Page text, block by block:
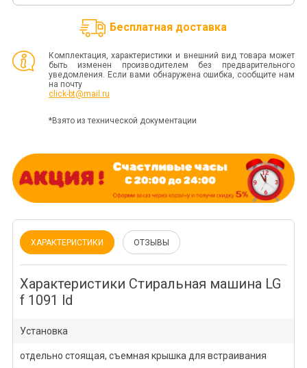
Бесплатная доставка
Комплектация, характеристики и внешний вид товара может
быть изменен производителем без предварительного
уведомления. Если вами обнаружена ошибка, сообщите нам
на почту
click-bt@mail.ru
*Взято из технической документации
ХАРАКТЕРИСТИКИ ОТЗЫВЫ
Характеристики Стиральная машина LG
f 1091 ld
Установка
отдельно стоящая, съемная крышка для встраивания